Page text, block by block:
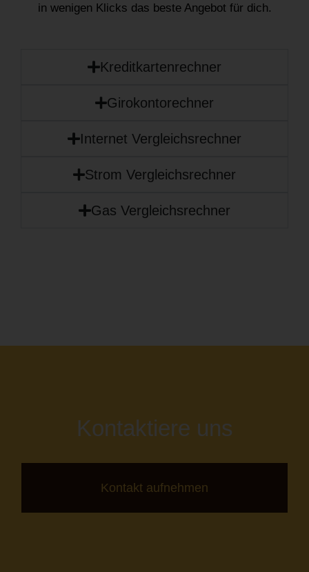
in wenigen Klicks das beste Angebot für dich.
Kreditkartenrechner
Girokontorechner
Internet Vergleichsrechner
Strom Vergleichsrechner
Gas Vergleichsrechner
Kontaktiere uns
Kontakt aufnehmen